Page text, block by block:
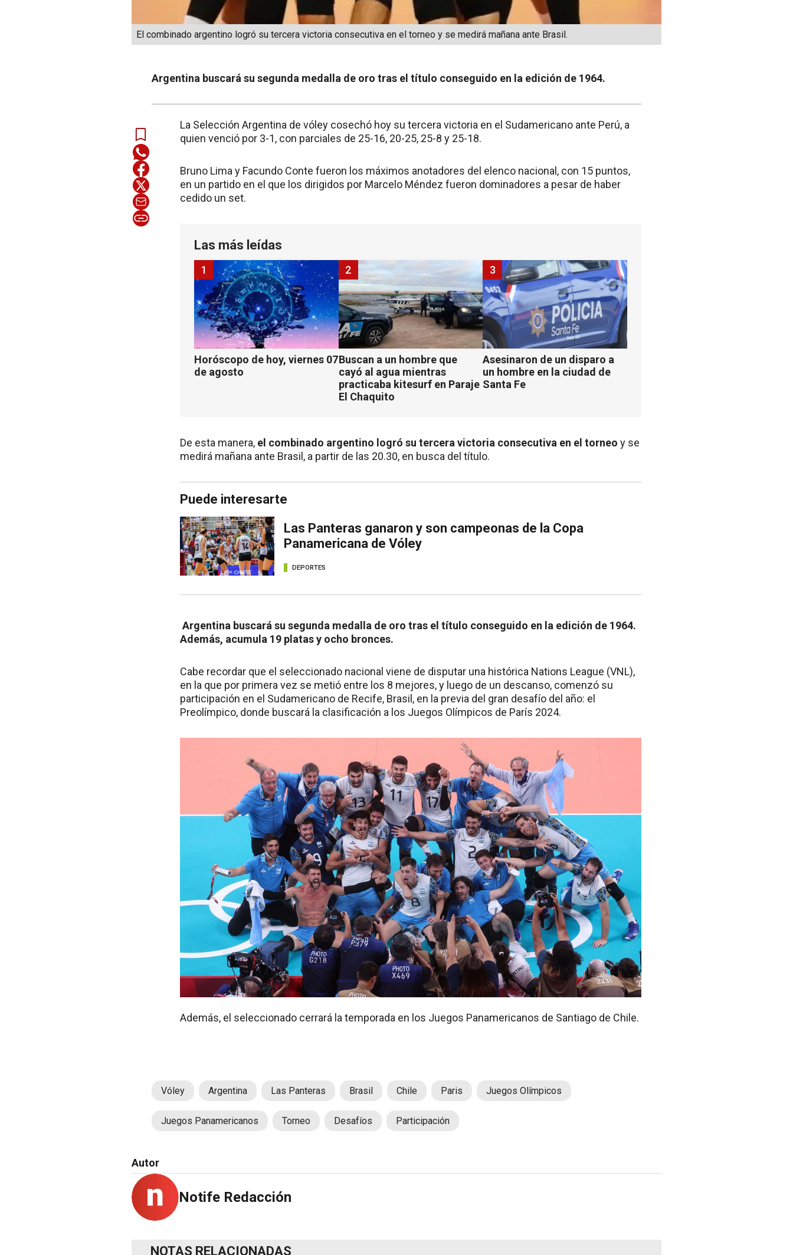
El combinado argentino logró su tercera victoria consecutiva en el torneo y se medirá mañana ante Brasil.
Argentina buscará su segunda medalla de oro tras el título conseguido en la edición de 1964.
La Selección Argentina de vóley cosechó hoy su tercera victoria en el Sudamericano ante Perú, a
quien venció por 3-1, con parciales de 25-16, 20-25, 25-8 y 25-18.
Bruno Lima y Facundo Conte fueron los máximos anotadores del elenco nacional, con 15 puntos,
en un partido en el que los dirigidos por Marcelo Méndez fueron dominadores a pesar de haber
cedido un set.
Las más leídas
Horóscopo de hoy, viernes 07
de agosto
1
Buscan a un hombre que
cayó al agua mientras
practicaba kitesurf en Paraje
El Chaquito
2
Asesinaron de un disparo a
un hombre en la ciudad de
Santa Fe
3
De esta manera, el combinado argentino logró su tercera victoria consecutiva en el torneo y se
medirá mañana ante Brasil, a partir de las 20.30, en busca del título.
Puede interesarte
Las Panteras ganaron y son campeonas de la Copa
Panamericana de Vóley
DEPORTES
Argentina buscará su segunda medalla de oro tras el título conseguido en la edición de 1964.
Además, acumula 19 platas y ocho bronces.
Cabe recordar que el seleccionado nacional viene de disputar una histórica Nations League (VNL),
en la que por primera vez se metió entre los 8 mejores, y luego de un descanso, comenzó su
participación en el Sudamericano de Recife, Brasil, en la previa del gran desafío del año: el
Preolímpico, donde buscará la clasificación a los Juegos Olímpicos de París 2024.
Además, el seleccionado cerrará la temporada en los Juegos Panamericanos de Santiago de Chile.
Vóley Argentina Las Panteras Brasil Chile Paris Juegos Olímpicos
Juegos Panamericanos Torneo Desafíos Participación
Autor
Notife Redacción
NOTAS RELACIONADAS